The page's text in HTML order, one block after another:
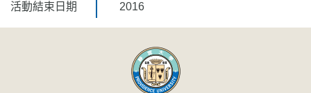
活動結束日期
2016